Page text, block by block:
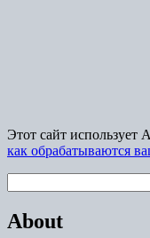
Этот сайт использует
как обрабатываются
About